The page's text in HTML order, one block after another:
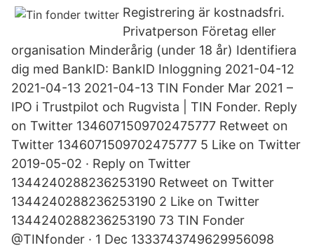
Registrering är kostnadsfri.
Privatperson Företag eller
organisation Minderårig (under 18 år) Identifiera
dig med BankID: BankID Inloggning 2021-04-12
2021-04-13 2021-04-13 TIN Fonder Mar 2021 –
IPO i Trustpilot och Rugvista | TIN Fonder. Reply
on Twitter 1346071509702475777 Retweet on
Twitter 1346071509702475777 5 Like on Twitter
2019-05-02 · Reply on Twitter
1344240288236253190 Retweet on Twitter
1344240288236253190 2 Like on Twitter
1344240288236253190 73 TIN Fonder
@TINfonder · 1 Dec 1333743749629956098